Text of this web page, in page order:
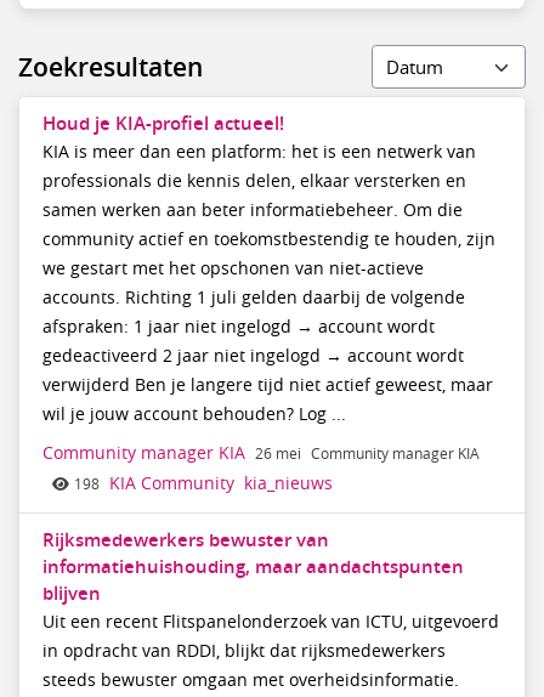
Zoekresultaten
Houd je KIA-profiel actueel!
KIA is meer dan een platform: het is een netwerk van
professionals die kennis delen, elkaar versterken en
samen werken aan beter informatiebeheer. Om die
community actief en toekomstbestendig te houden, zijn
we gestart met het opschonen van niet-actieve
accounts. Richting 1 juli gelden daarbij de volgende
afspraken: 1 jaar niet ingelogd → account wordt
gedeactiveerd 2 jaar niet ingelogd → account wordt
verwijderd Ben je langere tijd niet actief geweest, maar
wil je jouw account behouden? Log ...
Community manager KIA 26 mei Community manager KIA
198 KIA Community kia_nieuws
Rijksmedewerkers bewuster van
informatiehuishouding, maar aandachtspunten
blijven
Uit een recent Flitspanelonderzoek van ICTU, uitgevoerd
in opdracht van RDDI, blijkt dat rijksmedewerkers
steeds bewuster omgaan met overheidsinformatie.